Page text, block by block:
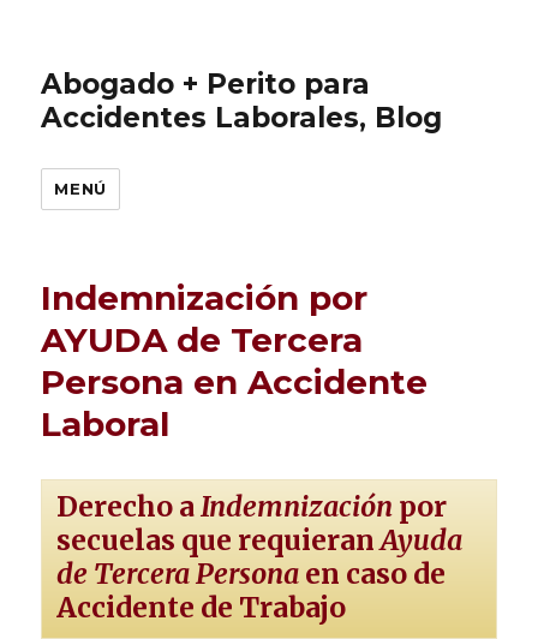
Abogado + Perito para
Accidentes Laborales, Blog
MENÚ
Indemnización por
AYUDA de Tercera
Persona en Accidente
Laboral
Derecho aIndemnización por
secuelas que requieranAyuda
de Tercera Persona en caso de
Accidente de Trabajo